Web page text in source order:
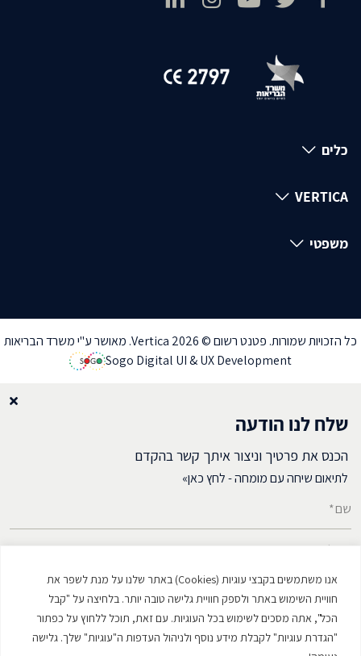
אנו משתמשים בקבצי עוגיות (Cookies) באתר שלנו על מנת לשפר את
חוויית השימוש באתר ולספק חוויית גלישה טובה יותר. בלחיצה על "קבל
הכל", אתה מסכים לשימוש בכל העוגיות. עם זאת, תוכל ללחוץ על כפתור
"הגדרת עוגיות" לקבלת מידע נוסף ולניהול העדפות ה"עוגיות" שלך. גלישה
כלים
VERTICA
משפטי
כל הזכויות שמורות. פטנט רשום © Vertica 2026. מאושר ע"י משרד הבריאות
Sogo Digital UI & UX Development
שלח לנו הודעה
הכנס את פרטיך וניצור איתך קשר בהקדם
לתיאום שיחה עם מומחה - לחץ כאן»
שם*
דואל*